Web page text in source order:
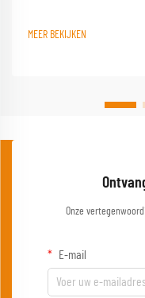
MEER BEKIJKEN
Onze
E-mail